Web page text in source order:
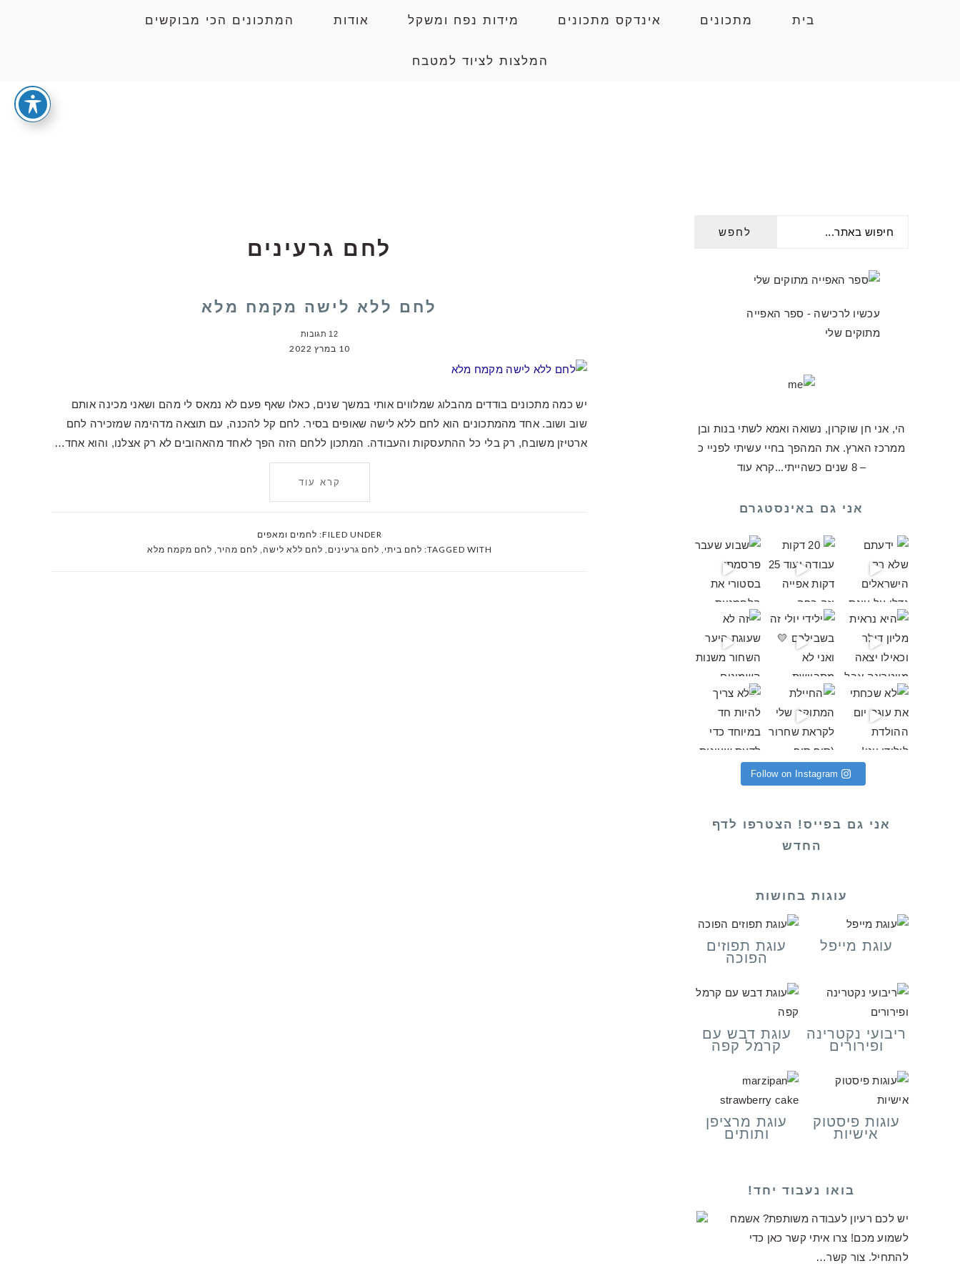
בית מתכונים אינדקס מתכונים מידות נפח ומשקל אודות המתכונים הכי מבוקשים
המלצות לציוד למטבח
לחם גרעינים
לחם ללא לישה מקמח מלא
12 תגובות
10 במרץ 2022
יש כמה מתכונים בודדים מהבלוג שמלווים אותי במשך שנים, כאלו שאף פעם לא נמאס לי מהם ושאני מכינה אותם
שוב ושוב. אחד מהמתכונים הוא לחם ללא לישה שאופים בסיר. לחם קל להכנה, עם תוצאה מדהימה שמזכירה לחם
ארטיזן משובח, רק בלי כל ההתעסקות והעבודה. המתכון ללחם הזה הפך לאחד מהאהובים לא רק אצלנו, והוא אחד…
קרא עוד
FILED UNDER: לחמים ומאפים
TAGGED WITH: לחם ביתי , לחם גרעינים , לחם ללא לישה, לחם מהיר, לחם מקמח מלא
PRIMARY
עכשיו לרכישה - ספר האפייה
מתוקים שלי
הי, אני חן שוקרון, נשואה ואמא לשתי בנות ובן
ממרכז הארץ. את המהפך בחיי עשיתי לפניי כ
– 8 שנים כשהייתי...
קרא עוד
אני גם באינסטגרם
בסטורי את הלחמניות בצל האלו וקיבל
לא מתביישת להגיד שהעו
השחור משנות השמונים עשתה פתאום קא
(סוף סוף אחרי שירות
חד במיוחד כדי לדעת שעוגות גבינה הן א
Follow on Instagram
אני גם בפייס! הצטרפו לדף
החדש
עוגות בחושות
עוגת תפוזים
הפוכה
עוגת מייפל
עוגת דבש עם
קרמל קפה
ריבועי נקטרינה
ופירורים
עוגת מרציפן
ותותים
עוגות פיסטוק
אישיות
בואו נעבוד יחד!
יש לכם רעיון לעבודה משותפת? אשמח
לשמוע מכם! צרו איתי קשר כאן כדי
להתחיל. צור קשר…